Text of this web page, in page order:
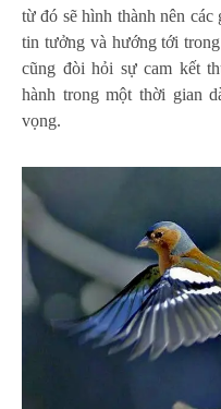
từ đó sẽ hình thành nên
tin tưởng và hướng tới
cũng đòi hỏi sự cam kết
hành trong một thời gian
vọng.